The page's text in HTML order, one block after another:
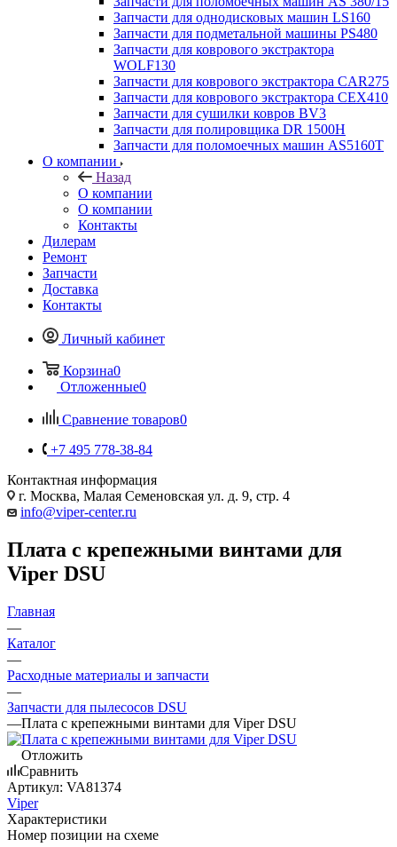
Запчасти для однодисковых машин LS160
Запчасти для подметальной машины PS480
Запчасти для коврового экстрактора
WOLF130
Запчасти для коврового экстрактора CAR275
Запчасти для коврового экстрактора CEX410
Запчасти для сушилки ковров BV3
Запчасти для полировщика DR 1500H
Запчасти для поломоечных машин AS5160T
О компании
Назад
О компании
О компании
Контакты
Дилерам
Ремонт
Запчасти
Доставка
Контакты
Личный кабинет
Корзина0
Отложенные0
Сравнение товаров0
+7 495 778-38-84
Контактная информация
г. Москва, Малая Семеновская ул. д. 9, стр. 4
info@viper-center.ru
Плата с крепежными винтами для
Viper DSU
Главная
—
Каталог
—
Расходные материалы и запчасти
—
Запчасти для пылесосов DSU
—Плата с крепежными винтами для Viper DSU
Отложить
Сравнить
Артикул: VA81374
Viper
Характеристики
Номер позиции на схеме